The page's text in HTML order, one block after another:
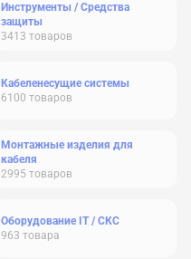
Инструменты / Средства
защиты
3413 товаров
Кабеленесущие системы
6100 товаров
Монтажные изделия для
кабеля
2995 товаров
Оборудование IT / СКС
963 товара